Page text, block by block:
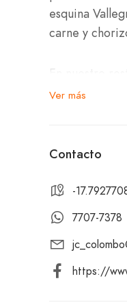
esquina
carne y
En nuestro
perfección
Vallegrande,
o
Ver más
Contacto
-
7707-7378
https://